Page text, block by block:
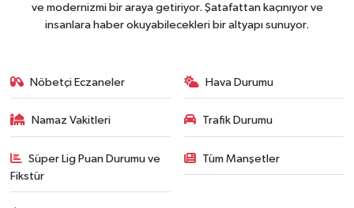
ve modernizmi bir araya getiriyor. Şatafattan kaçınıyor ve
insanlara haber okuyabilecekleri bir altyapı sunuyor.
Nöbetçi Eczaneler Hava Durumu
Namaz Vakitleri Trafik Durumu
Süper Lig Puan Durumu ve
Fikstür
Tüm Manşetler